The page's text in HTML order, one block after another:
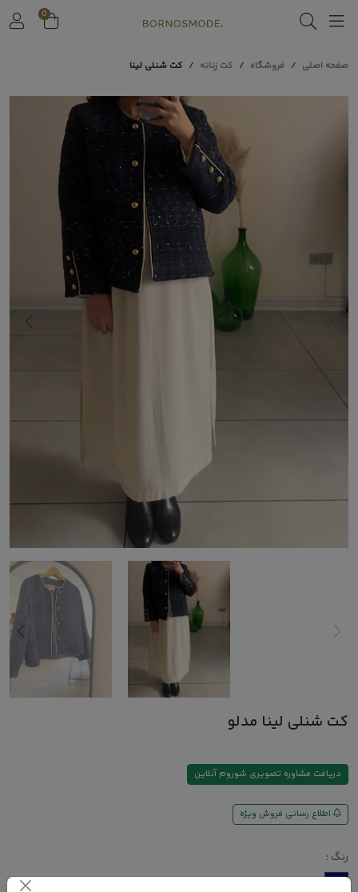
0
صفحه اصلی فروشگاه کت زنانه کت شنلی لینا
کت شنلی لینا مدلو
دریافت مشاوره تصویری شوروم آنلاین
اطلاع رسانی فروش ویژه
رنگ :